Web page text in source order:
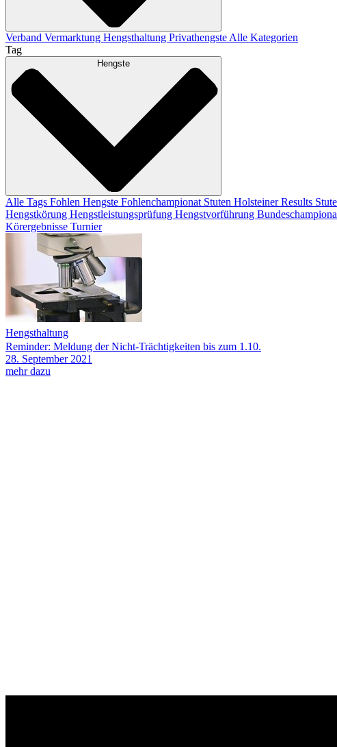
Verband Vermarktung Hengsthaltung Privathengste Alle Kategorien
Tag
Hengste
Alle Tags Fohlen Hengste Fohlenchampionat Stuten Holsteiner Results
Hengstkörung Hengstleistungsprüfung Hengstvorführung
Körergebnisse Turnier
Hengsthaltung
Reminder: Meldung der Nicht-Trächtigkeiten bis zum 1.10.
28. September 2021
mehr dazu